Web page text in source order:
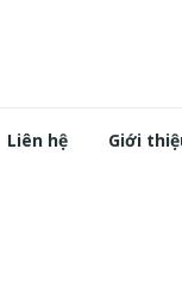
Liên hệ Giới